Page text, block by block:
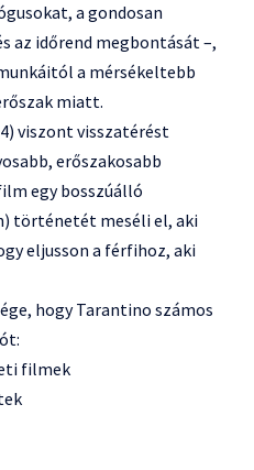
a gondosan
az időrend megbontását –,
a mérsékeltebb
miatt.
viszont visszatérést
erőszakosabb
egy bosszúálló
történetét meséli el, aki
eljusson a férfihoz, aki
hogy Tarantino számos
filmek